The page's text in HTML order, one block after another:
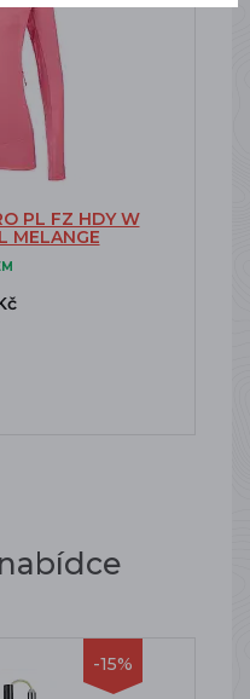
PL FZ HDY W
MELANGE
-15%